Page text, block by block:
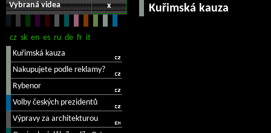
x
Vybraná videa Kuřimská kauza